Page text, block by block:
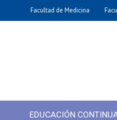
Facultad de Medicina
EDUCACIÓN